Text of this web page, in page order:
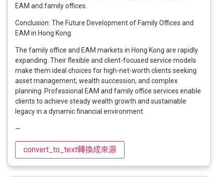
EAM and family offices.
Conclusion: The Future Development of Family Offices and
EAM in Hong Kong
The family office and EAM markets in Hong Kong are rapidly
expanding. Their flexible and client-focused service models
make them ideal choices for high-net-worth clients seeking
asset management, wealth succession, and complex
planning. Professional EAM and family office services enable
clients to achieve steady wealth growth and sustainable
legacy in a dynamic financial environment.
—
convert_to_text轉換成來源